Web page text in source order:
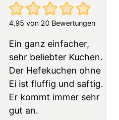
4,95 von 20 Bewertungen
Ein ganz einfacher,
sehr beliebter Kuchen.
Der Hefekuchen ohne
Ei ist fluffig und saftig.
Er kommt immer sehr
gut an.